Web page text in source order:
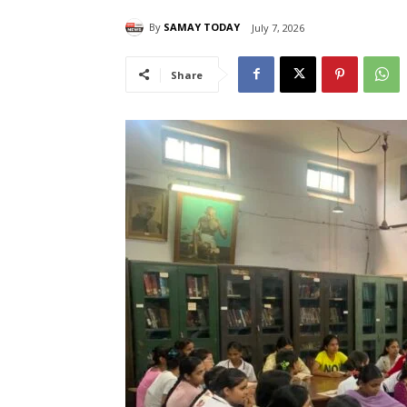
By SAMAY TODAY July 7, 2026
Share